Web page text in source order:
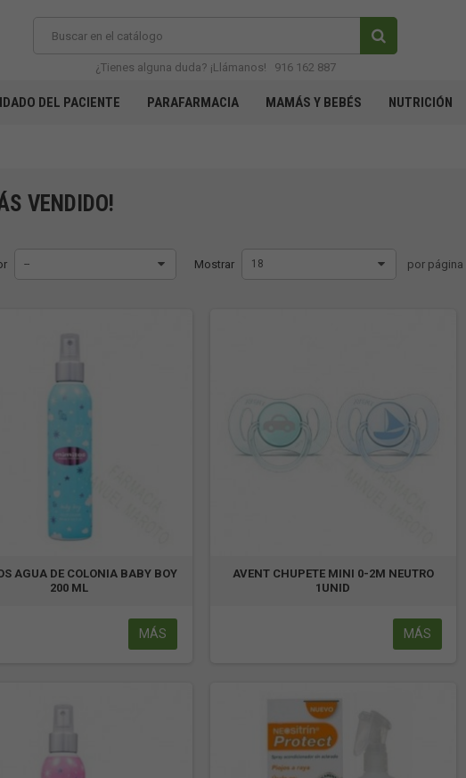
¿Tienes alguna duda? ¡Llámanos! 916 162 887
DEL PACIENTE PARAFARMACIA MAMÁS Y BEBÉS NUTRICIÓN
VENDIDO!
-- Mostrar 18 por página
AGUA DE COLONIA BABY BOY
200 ML
MÁS
AVENT CHUPETE MINI 0-2M NEUTRO
1UNID
MÁS